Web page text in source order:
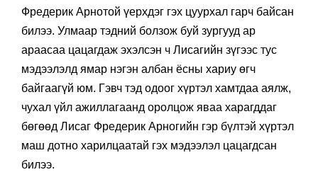
Фредерик Арнотой үерхдэг гэх цуурхал гарч байсан
билээ. Улмаар тэдний болзож буй зургууд ар
араасаа цацагдаж эхэлсэн ч Лисагийн зүгээс тус
мэдээлэлд ямар нэгэн албан ёсны хариу өгч
байгаагүй юм. Гэвч тэд одоог хүртэл хамтдаа аялж,
чухал үйл ажиллагаанд оролцож яваа харагддаг
бөгөөд Лисаг Фредерик Арногийн гэр бүлтэй хүртэл
маш дотно харилцаатай гэх мэдээлэл цацагдсан
билээ.